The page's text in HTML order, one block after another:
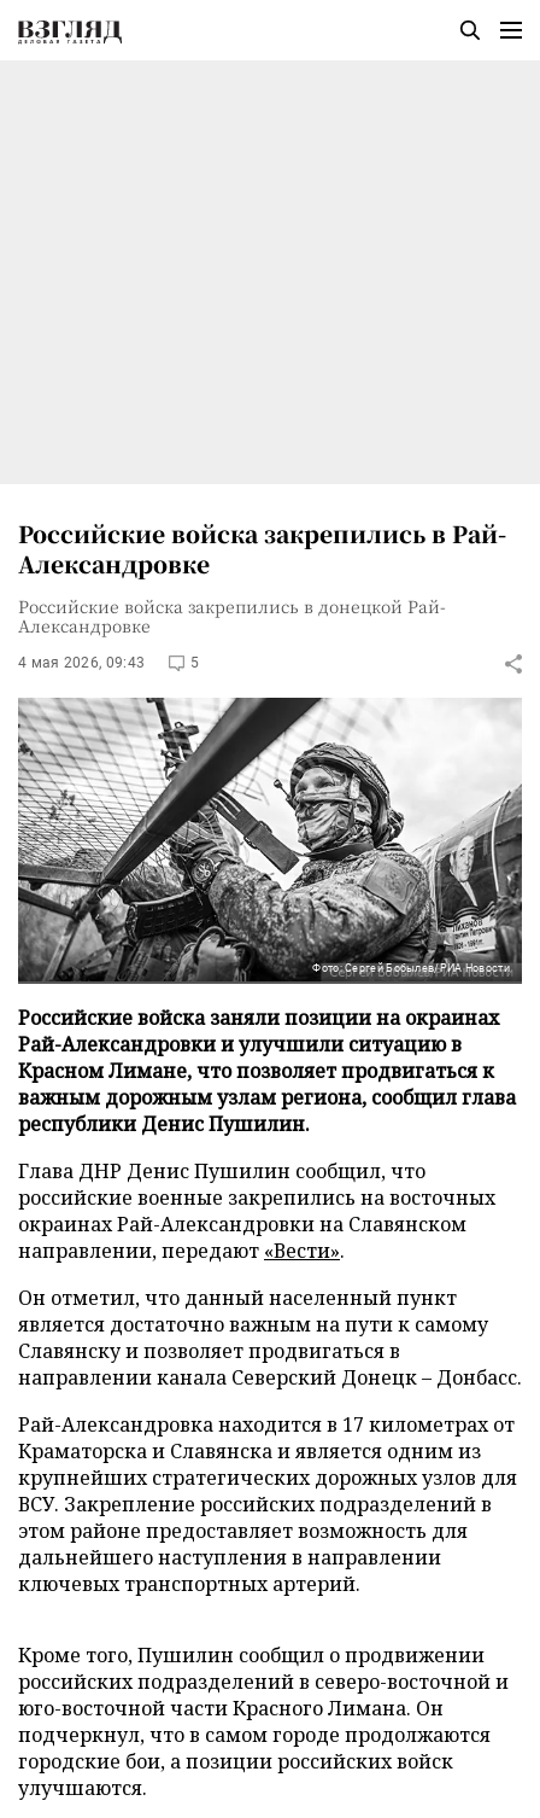
Российские войска закрепились в Рай-
Александровке
Российские войска закрепились в донецкой Рай-
Александровке
4 мая 2026, 09:43 5
Фото: Сергей Бобылев/РИА Новости
Российские войска заняли позиции на окраинах
Рай-Александровки и улучшили ситуацию в
Красном Лимане, что позволяет продвигаться к
важным дорожным узлам региона, сообщил глава
республики Денис Пушилин.
Глава ДНР Денис Пушилин сообщил, что
российские военные закрепились на восточных
окраинах Рай-Александровки на Славянском
направлении, передают «Вести».
Он отметил, что данный населенный пункт
является достаточно важным на пути к самому
Славянску и позволяет продвигаться в
направлении канала Северский Донецк – Донбасс.
Рай-Александровка находится в 17 километрах от
Краматорска и Славянска и является одним из
крупнейших стратегических дорожных узлов для
ВСУ. Закрепление российских подразделений в
этом районе предоставляет возможность для
дальнейшего наступления в направлении
ключевых транспортных артерий.
Кроме того, Пушилин сообщил о продвижении
российских подразделений в северо-восточной и
юго-восточной части Красного Лимана. Он
подчеркнул, что в самом городе продолжаются
городские бои, а позиции российских войск
улучшаются.